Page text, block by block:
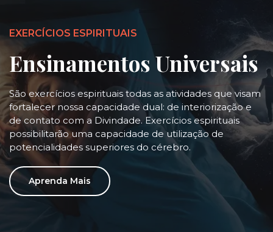
EXERCÍCIOS ESPIRITUAIS
Ensinamentos Universais
São exercícios espirituais todas as atividades que visam
fortalecer nossa capacidade dual: de interiorização e
de contato com a Divindade. Exercícios espirituais
possibilitarão uma capacidade de utilização de
potencialidades superiores do cérebro.
Aprenda Mais